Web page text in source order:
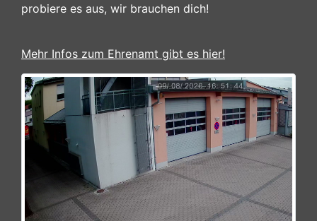
probiere es aus, wir brauchen dich!
Mehr Infos zum Ehrenamt gibt es hier!